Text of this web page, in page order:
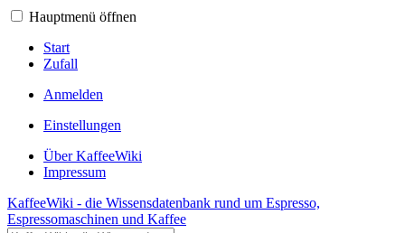
Hauptmenü öffnen
Start
Zufall
Anmelden
Einstellungen
Über KaffeeWiki
Impressum
KaffeeWiki - die Wissensdatenbank rund um Espresso,
Espressomaschinen und Kaffee